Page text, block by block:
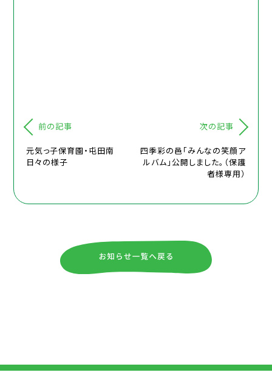
前の記事
元気っ子保育園・屯田南
日々の様子
次の記事
四季彩の邑「みんなの笑顔ア
ルバム」公開しました。（保護
者様専用）